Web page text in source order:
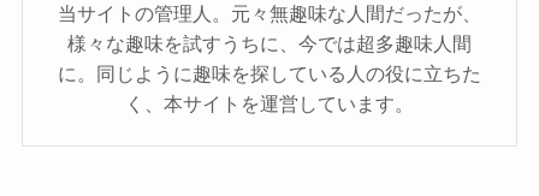
当サイトの管理人。元々無趣味な人間だったが、
様々な趣味を試すうちに、今では超多趣味人間
に。同じように趣味を探している人の役に立ちた
く、本サイトを運営しています。